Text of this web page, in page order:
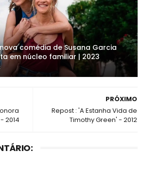
comédia de Susana Garcia
em núcleo familiar | 2023
PRÓXIMO
Repost : 'A Estanha Vida de
Timothy Green' - 2012
2014